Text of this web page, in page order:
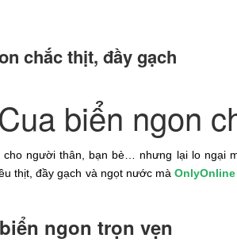
chắc thịt, đầy gạch
biển ngon
cho người thân, bạn bè… nhưng lại lo ngại
thịt, đầy gạch và ngọt nước màOnlyOnline
ngon trọn vẹn